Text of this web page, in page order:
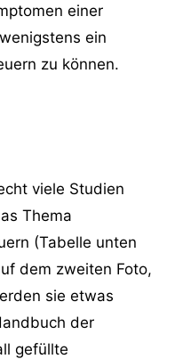
einer
ein
zu können.
viele Studien
Thema
(Tabelle unten
dem zweiten Foto,
sie etwas
der
gefüllte